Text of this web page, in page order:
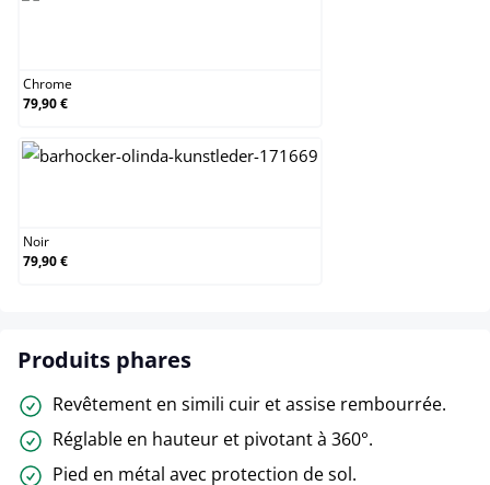
Chrome
79,90 €
Noir
79,90 €
Produits phares
Revêtement en simili cuir et assise rembourrée.
Réglable en hauteur et pivotant à 360°.
Pied en métal avec protection de sol.